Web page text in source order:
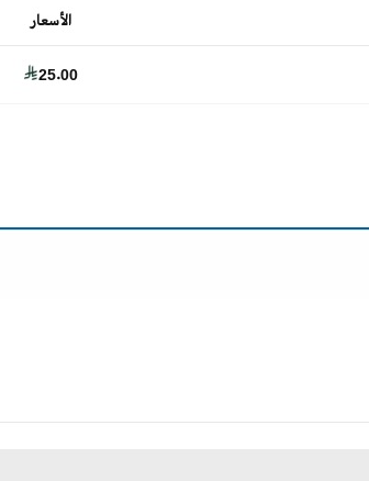
الأسعار
25.00